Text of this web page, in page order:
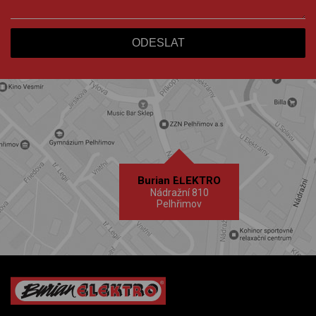
Burian ELEKTRO
Nádražní 810
Pelhřimov